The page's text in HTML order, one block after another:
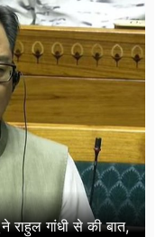
गांधी से की बात,